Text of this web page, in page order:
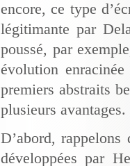
encore, ce type
légitimante par
poussé, par
évolution
premiers abstraits
plusieurs avantages.
D’abord, rappelons
développées par